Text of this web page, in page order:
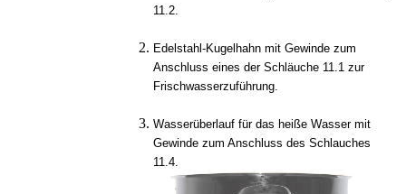
11.2.
Edelstahl-Kugelhahn mit Gewinde zum
Anschluss eines der Schläuche 11.1 zur
Frischwasserzuführung.
Wasserüberlauf für das heiße Wasser mit
Gewinde zum Anschluss des Schlauches
11.4.